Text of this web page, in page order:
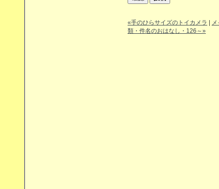
«手のひらサイズのトイカメラ
類・件名のおはなし・126～»